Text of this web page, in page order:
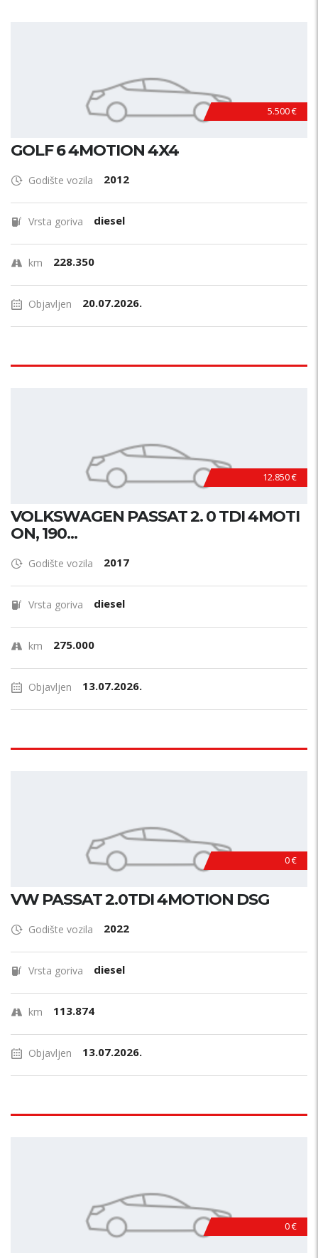
5.500 €
GOLF 6 4MOTION 4X4
Godište vozila 2012
Vrsta goriva diesel
km 228.350
Objavljen 20.07.2026.
12.850 €
VOLKSWAGEN PASSAT 2. 0 TDI 4MOTI
ON, 190...
Godište vozila 2017
Vrsta goriva diesel
km 275.000
Objavljen 13.07.2026.
0 €
VW PASSAT 2.0TDI 4MOTION DSG
Godište vozila 2022
Vrsta goriva diesel
km 113.874
Objavljen 13.07.2026.
0 €